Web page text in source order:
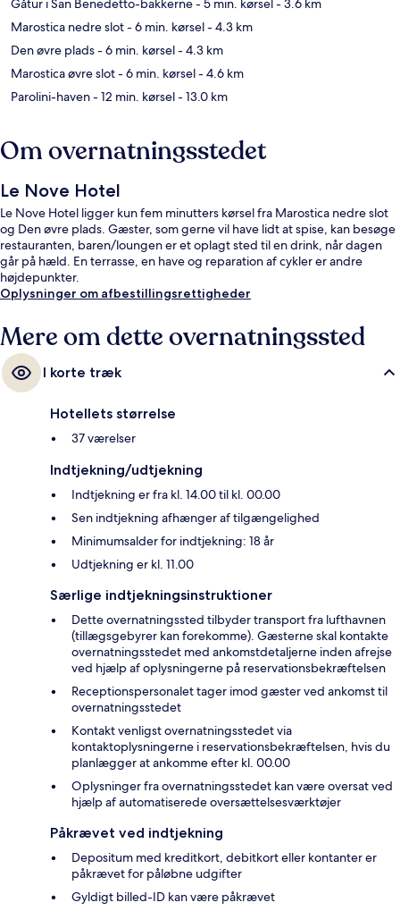
Gåtur i San Benedetto-bakkerne- 5 min. kørsel- 3.6 km
Marostica nedre slot- 6 min. kørsel- 4.3 km
Den øvre plads- 6 min. kørsel- 4.3 km
Marostica øvre slot- 6 min. kørsel- 4.6 km
Parolini-haven- 12 min. kørsel- 13.0 km
Om overnatningsstedet
Le Nove Hotel
Le Nove Hotel ligger kun fem minutters kørsel fra Marostica nedre slot
og Den øvre plads. Gæster, som gerne vil have lidt at spise, kan besøge
restauranten, baren/loungen er et oplagt sted til en drink, når dagen
går på hæld. En terrasse, en have og reparation af cykler er andre
højdepunkter.
Oplysninger om afbestillingsrettigheder
Mere om dette overnatningssted
I korte træk
Hotellets størrelse
37 værelser
Indtjekning/udtjekning
Indtjekning er fra kl. 14.00 til kl. 00.00
Sen indtjekning afhænger af tilgængelighed
Minimumsalder for indtjekning: 18 år
Udtjekning er kl. 11.00
Særlige indtjekningsinstruktioner
Dette overnatningssted tilbyder transport fra lufthavnen
(tillægsgebyrer kan forekomme). Gæsterne skal kontakte
overnatningsstedet med ankomstdetaljerne inden afrejse
ved hjælp af oplysningerne på reservationsbekræftelsen
Receptionspersonalet tager imod gæster ved ankomst til
overnatningsstedet
Kontakt venligst overnatningsstedet via
kontaktoplysningerne i reservationsbekræftelsen, hvis du
planlægger at ankomme efter kl. 00.00
Oplysninger fra overnatningsstedet kan være oversat ved
hjælp af automatiserede oversættelsesværktøjer
Påkrævet ved indtjekning
Depositum med kreditkort, debitkort eller kontanter er
påkrævet for påløbne udgifter
Gyldigt billed-ID kan være påkrævet